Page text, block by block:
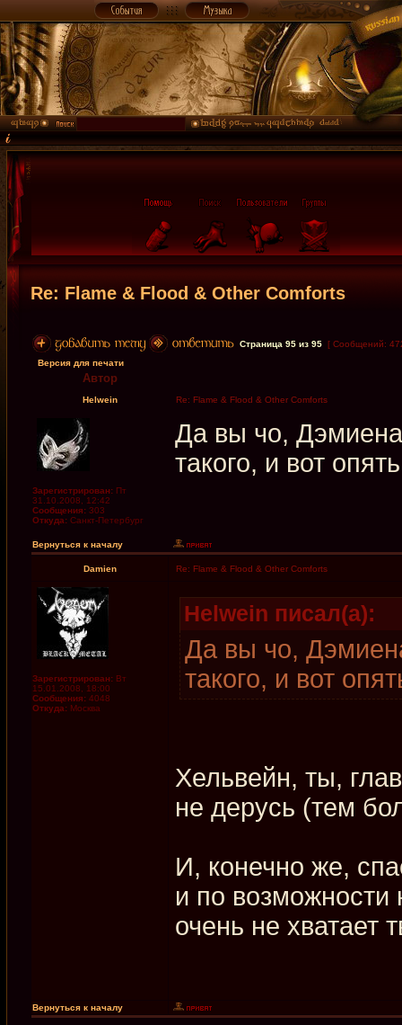
Re: Flame & Flood & Other Comforts
Страница 95 из 95 [ Сообщений:
Версия для печати
Автор
Helwein Re: Flame & Flood & Other Comforts
Зарегистрирован: Пт
31.10.2008, 12:42
Сообщения: 303
Откуда: Санкт-Петербург
Да вы чо,
такого, и вот
Вернуться к началу
Damien Re: Flame & Flood & Other Comforts
Зарегистрирован: Вт
15.01.2008, 18:00
Сообщения: 4048
Откуда: Москва
Helwein писал(а):
Да вы чо,
такого, и вот
Хельвейн, ты,
не дерусь (тем
И, конечно же,
и по
очень не хватает
Вернуться к началу